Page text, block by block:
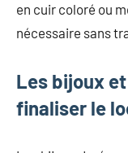
en cuir coloré ou
nécessaire sans
Les bijoux
finaliser le